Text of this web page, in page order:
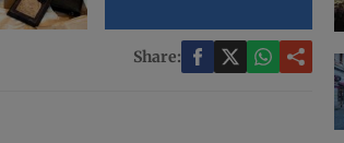
Share: